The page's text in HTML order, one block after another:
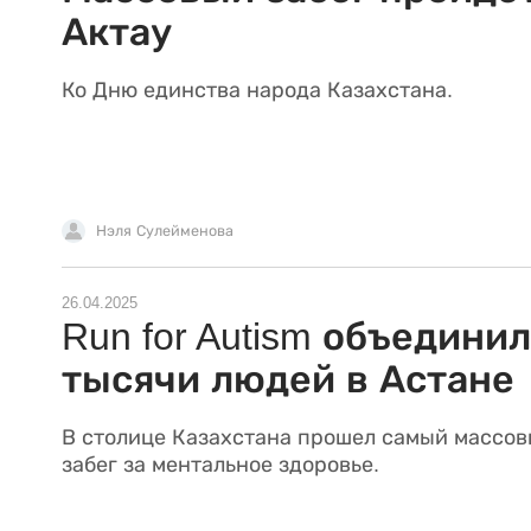
Актау
Ко Дню единства народа Казахстана.
Нэля Сулейменова
26.04.2025
Run for Autism объединил
тысячи людей в Астане
В столице Казахстана прошел самый
забег за ментальное здоровье.